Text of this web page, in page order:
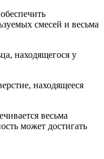
смесей и весьма
находящегося у
находящееся
весьма
может достигать